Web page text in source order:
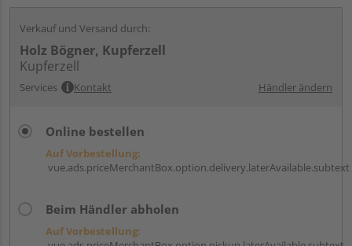
Verkauf und Versand durch:
Holz Bögner, Kupferzell
Kupferzell
Services Kontakt Händler ändern
Online bestellen
Auf Vorbestellung:
vue.ads.priceMerchantBox.option.delivery.laterAvailable.subtext
Beim Händler abholen
Auf Vorbestellung: